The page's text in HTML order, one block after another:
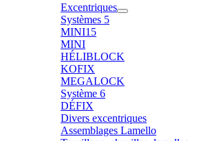
Excentriques
Systèmes 5
MINI15
MINI
HÉLIBLOCK
KOFIX
MEGALOCK
Système 6
DÉFIX
Divers excentriques
Assemblages Lamello